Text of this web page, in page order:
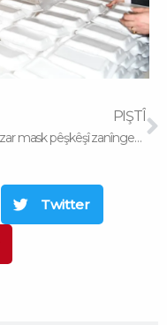
PIŞTÎ
50 hezar mask pêşkêşî zanîngehên Herêma Kurdistanê kirin
Twitter